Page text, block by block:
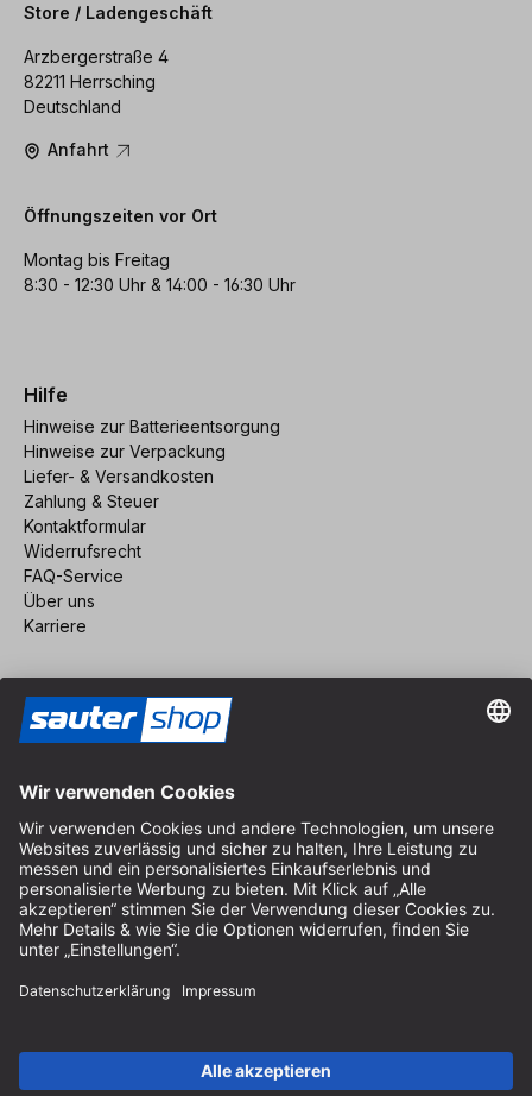
Store / Ladengeschäft
Arzbergerstraße 4
82211 Herrsching
Deutschland
Anfahrt
Öffnungszeiten vor Ort
Montag bis Freitag
8:30 - 12:30 Uhr & 14:00 - 16:30 Uhr
Hilfe
Hinweise zur Batterieentsorgung
Hinweise zur Verpackung
Liefer- & Versandkosten
Zahlung & Steuer
Kontaktformular
Widerrufsrecht
FAQ-Service
Über uns
Karriere
Impressum
AGB
Datenschutz
Cookie-Einstellungen
© 2026 sauter GmbH
* kostenloser Versand ab 150 Euro Bestellwert innerhalb
Deutschlands für die Standard-Paketgrößen - ausgenommen
Sperrgut und Fracht